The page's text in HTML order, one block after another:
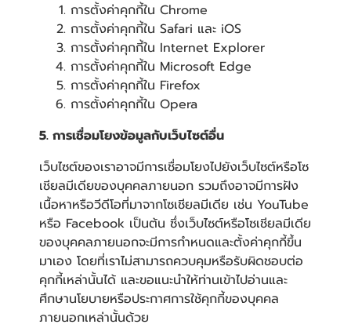
การตั้งค่าคุกกี้ใน Chrome
การตั้งค่าคุกกี้ใน Safari และ iOS
การตั้งค่าคุกกี้ใน Internet Explorer
การตั้งค่าคุกกี้ใน Microsoft Edge
การตั้งค่าคุกกี้ใน Firefox
การตั้งค่าคุกกี้ใน Opera
5. การเชื่อมโยงข้อมูลกับเว็บไซต์อื่น
เว็บไซต์ของเราอาจมีการเชื่อมโยงไปยังเว็บไซต์หรือโซ
เชียลมีเดียของบุคคลภายนอก รวมถึงอาจมีการฝัง
เนื้อหาหรือวีดีโอที่มาจากโซเชียลมีเดีย เช่น YouTube
หรือ Facebook เป็นต้น ซึ่งเว็บไซต์หรือโซเชียลมีเดีย
ของบุคคลภายนอกจะมีการกำหนดและตั้งค่าคุกกี้ขึ้น
มาเอง โดยที่เราไม่สามารถควบคุมหรือรับผิดชอบต่อ
คุกกี้เหล่านั้นได้ และขอแนะนำให้ท่านเข้าไปอ่านและ
ศึกษานโยบายหรือประกาศการใช้คุกกี้ของบุคคล
ภายนอกเหล่านั้นด้วย